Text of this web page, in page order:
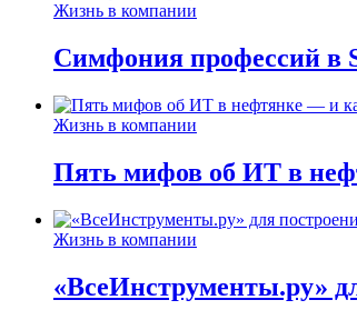
Жизнь в компании
Симфония профессий в
Жизнь в компании
Пять мифов об ИТ в
Жизнь в компании
«ВсеИнструменты.ру»